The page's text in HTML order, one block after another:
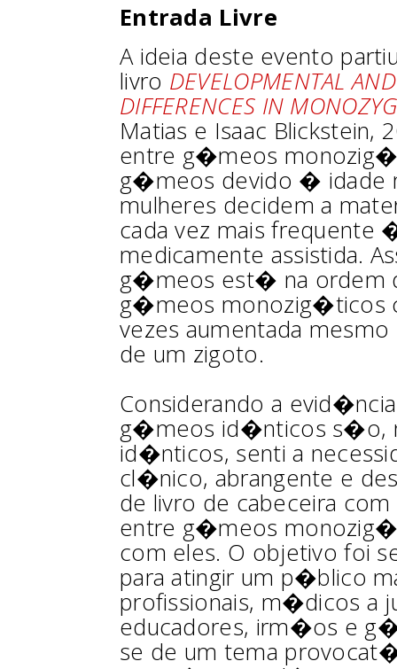
Entrada Livre
A ideia deste evento
livro DEVELOPMENTAL
DIFFERENCES IN
Matias e Isaac
entre g�meos
g�meos devido � idade
mulheres decidem a
cada vez mais
medicamente assistida.
g�meos est� na ordem
g�meos monozig�ticos
vezes aumentada
de um zigoto.
Considerando a
g�meos id�nticos s�o,
id�nticos, senti a
cl�nico, abrangente e
de livro de cabeceira
entre g�meos
com eles. O objetivo foi
para atingir um p�blico
profissionais, m�dicos a
educadores, irm�os e
se de um tema